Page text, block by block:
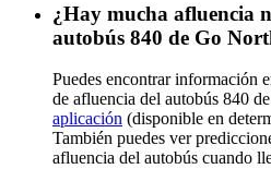
¿Hay mucha afluencia
autobús 840 de Go
Puedes encontrar información
de afluencia del autobús 840
aplicación (disponible en
También puedes ver
afluencia del autobús cuando